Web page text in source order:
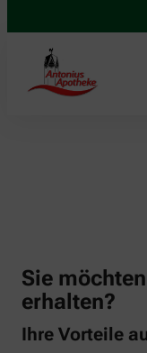
Sie
erhalten?
Ihre Vorteile